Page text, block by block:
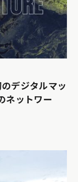
デジタルマッ
ネットワー